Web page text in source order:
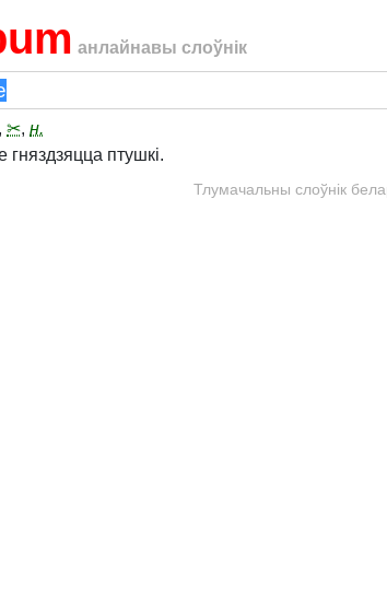
анлайнавы слоўнік
, ✂, н.
гняздзяцца птушкі.
Тлумачальны слоўнік